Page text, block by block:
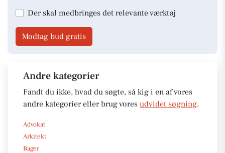
Der skal medbringes det relevante værktøj
Modtag bud gratis
Andre kategorier
Fandt du ikke, hvad du søgte, så kig i en af vores
andre kategorier eller brug vores udvidet søgning.
Advokat
Arkitekt
Bager